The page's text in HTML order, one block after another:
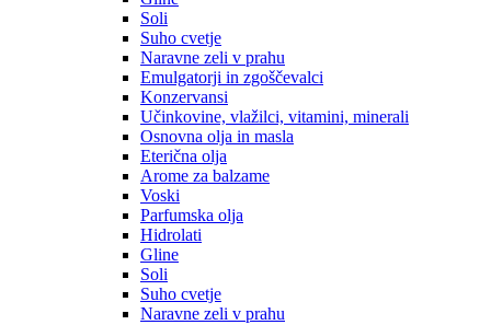
Soli
Suho cvetje
Naravne zeli v prahu
Emulgatorji in zgoščevalci
Konzervansi
Učinkovine, vlažilci, vitamini, minerali
Osnovna olja in masla
Eterična olja
Arome za balzame
Voski
Parfumska olja
Hidrolati
Gline
Soli
Suho cvetje
Naravne zeli v prahu